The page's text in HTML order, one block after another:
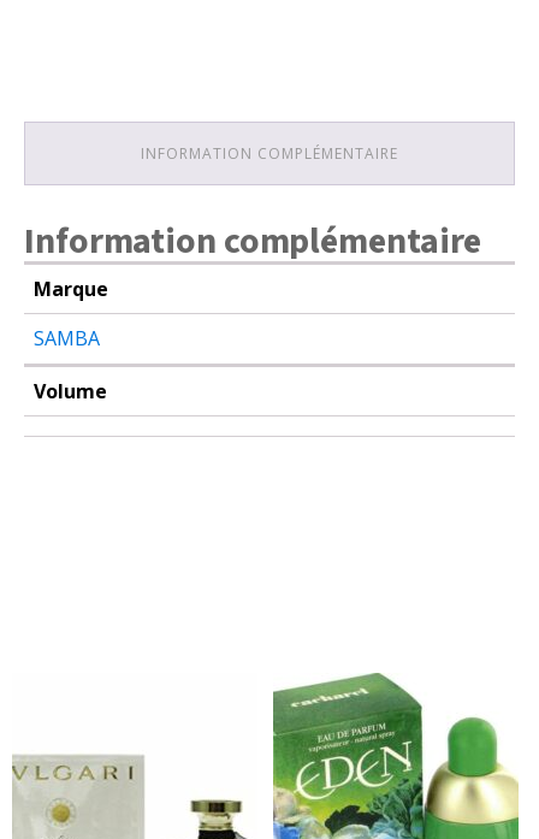
INFORMATION COMPLÉMENTAIRE
Information complémentaire
Marque
SAMBA
Volume